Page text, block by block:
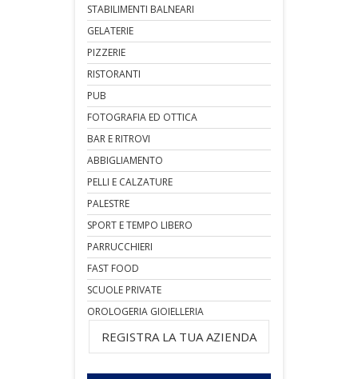
STABILIMENTI BALNEARI
GELATERIE
PIZZERIE
RISTORANTI
PUB
FOTOGRAFIA ED OTTICA
BAR E RITROVI
ABBIGLIAMENTO
PELLI E CALZATURE
PALESTRE
SPORT E TEMPO LIBERO
PARRUCCHIERI
FAST FOOD
SCUOLE PRIVATE
OROLOGERIA GIOIELLERIA
REGISTRA LA TUA AZIENDA